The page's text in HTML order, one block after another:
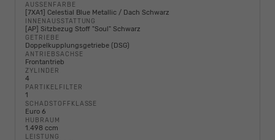
AUSSENFARBE
[7XA1] Celestial Blue Metallic / Dach Schwarz
INNENAUSSTATTUNG
[AP] Sitzbezug Stoff "Soul" Schwarz
GETRIEBE
Doppelkupplungsgetriebe (DSG)
ANTRIEBSACHSE
Frontantrieb
ZYLINDER
4
PARTIKELFILTER
1
SCHADSTOFFKLASSE
Euro 6
HUBRAUM
1.498 ccm
LEISTUNG